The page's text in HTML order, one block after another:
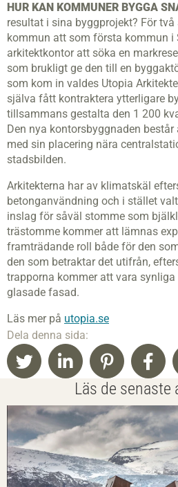
HUR KAN KOMMUNER BYGGA
resultat i sina byggprojekt? För två
kommun att som första kommun i
arkitektkontor att söka en
som brukligt ge den till en
som kom in valdes Utopia
själva fått kontraktera ytterligare
tillsammans gestalta den 1 200
Den nya kontorsbyggnaden
med sin placering nära
stadsbilden.
Arkitekterna har av klimatskäl
betonganvändning och i stället
inslag för såväl stomme som
trästomme kommer att lämnas
framträdande roll både för den
den som betraktar det utifrån,
trapporna kommer att vara
glasade fasad.
Läs mer på utopia.se
Dela denna sida:
Läs de senaste